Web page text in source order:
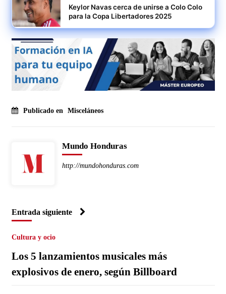
Keylor Navas cerca de unirse a Colo Colo
para la Copa Libertadores 2025
Publicado en Misceláneos
Mundo Honduras
http://mundohonduras.com
Entrada siguiente
Cultura y ocio
Los 5 lanzamientos musicales más
explosivos de enero, según Billboard